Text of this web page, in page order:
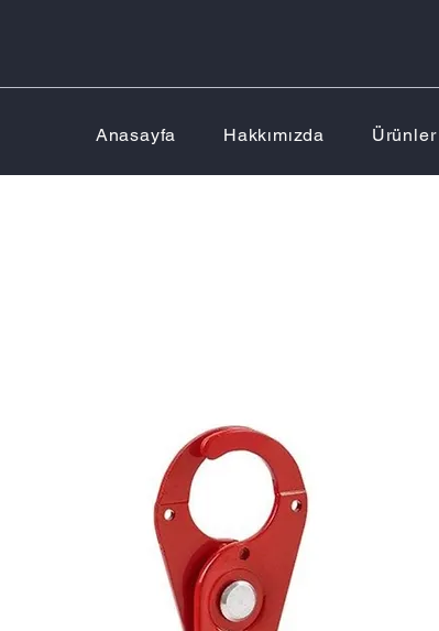
Anasayfa Hakkımızda Ürünler